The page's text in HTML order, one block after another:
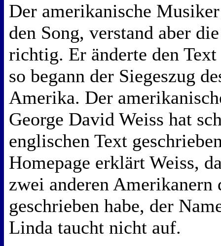
Der amerikanische
den Song, verstand aber
richtig. Er änderte den
so begann der Siegeszug
Amerika. Der
George David Weiss hat
englischen Text
Homepage erklärt Weiss,
zwei anderen Amerikanern
geschrieben habe, der
Linda taucht nicht auf.